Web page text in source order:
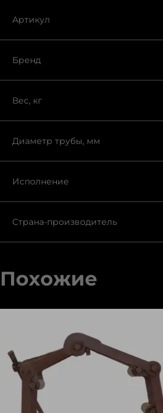
Артикул
Бренд
Вес, кг
Диаметр трубы, мм
Исполнение
Страна-производитель
Похожие